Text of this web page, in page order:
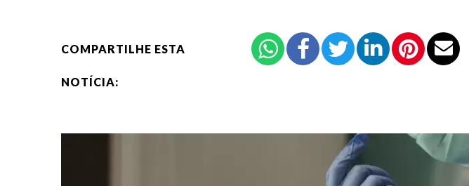
COMPARTILHE ESTA
NOTÍCIA: